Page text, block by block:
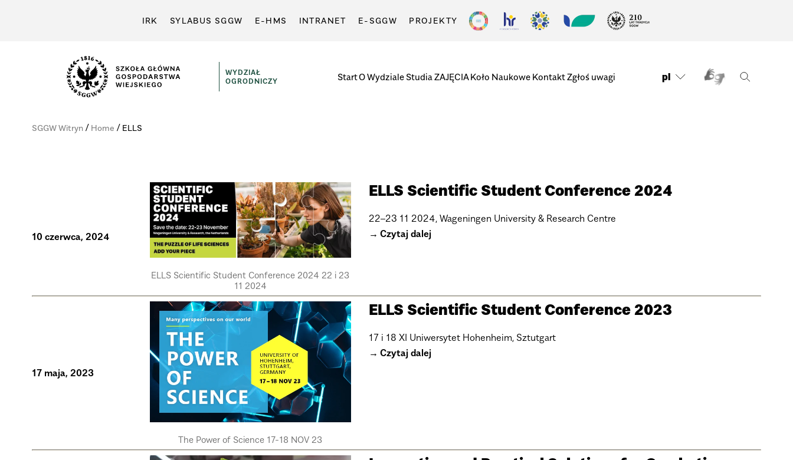
IRK SYLABUS SGGW E-HMS INTRANET E-SGGW PROJEKTY
WYDZIAŁ
OGRODNICZY
StartO Wydziale Studia ZAJĘCIAKoło Naukowe KontaktZgłoś uwagi pl
SGGW Witryn/ Home / ELLS
10 czerwca, 2024
ELLS Scientific Student Conference 2024 22 i 23
11 2024
ELLS Scien­ti­fic Stu­dent Con­fe­rence 2024
22–23 11 2024, Wage­nin­gen Uni­ver­sity & Rese­arch Cen­tre
Czytaj dalej
17 maja, 2023
The Power of Science 17-18 NOV 23
ELLS Scientific Student Conference 2023
17 i 18 XI Uniwersytet Hohenheim, Sztutgart
Czytaj dalej